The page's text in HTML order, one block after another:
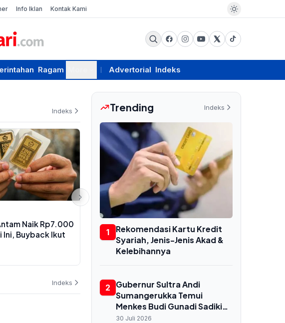
Info Iklan Kontak Kami
Ragam Advertorial Indeks
Indeks
Naik Rp7.000
Ini, Buyback Ikut
EKSBIS
Harga Emas Antam Tumbang Rp
20.000 di Awal Agustus, Pekan
Penuh Fluktuasi
Indeks
Trending Indeks
1
Rekomendasi Kartu Kredit
Syariah, Jenis-Jenis Akad &
Kelebihannya
2
Gubernur Sultra Andi
Sumangerukka Temui
Menkes Budi Gunadi Sadikin
di Jakarta, Bahas
30 Juli 2026